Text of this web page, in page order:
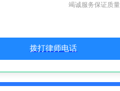
竭诚服务保证质量
拨打律师电话